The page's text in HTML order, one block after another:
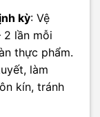
kỳ: Vệ
2 lần mỗi
thực phẩm.
làm
kín, tránh